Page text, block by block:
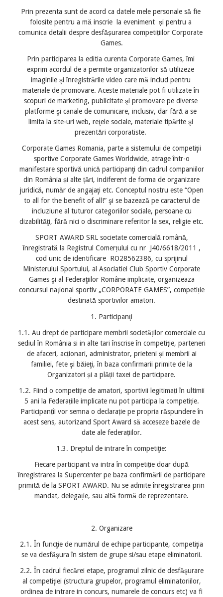
Prin prezenta sunt de acord ca datele mele personale să fie
folosite pentru a mă inscrie  la eveniment  și pentru a
comunica detalii despre desfășurarea competițiilor Corporate
Games.
Prin participarea la editia curenta Corporate Games, îmi
exprim acordul de a permite organizatorilor să utilizeze
imaginile şi înregistrările video care mă includ pentru
materiale de promovare. Aceste materiale pot fi utilizate în
scopuri de marketing, publicitate şi promovare pe diverse
platforme şi canale de comunicare, inclusiv, dar fără a se
limita la site-uri web, reţele sociale, materiale tipărite şi
prezentări corporatiste.
Corporate Games Romania, parte a sistemului de competiţii
sportive Corporate Games Worldwide, atrage într-o
manifestare sportivă unică participanţi din cadrul companiilor
din România și alte țări, indiferent de forma de organizare
juridică, număr de angajaţi etc. Conceptul nostru este “Open
to all for the benefit of all!” şi se bazează pe caracterul de
incluziune al tuturor categoriilor sociale, persoane cu
dizabilităţi, fără nici o discriminare referitor la sex, religie etc.
SPORT AWARD SRL societate comercială română,
înregistrată la Registrul Comerțului cu nr J40/6618/2011 ,
cod unic de identificare RO28562386, cu sprijinul
Ministerului Sportului, al Asociatiei Club Sportiv Corporate
Games şi al Federaţiilor Române implicate, organizeaza
concursul naţional sportiv „CORPORATE GAMES”, competiție
destinată sportivilor amatori.
1. Participanţi
1.1. Au drept de participare membrii societăților comerciale cu
sediul în România si in alte tari înscrise în competiție, parteneri
de afaceri, acționari, administrator, prieteni și membrii ai
familiei, fete şi băieţi, în baza confirmarii primite de la
Organizatori și a plății taxei de participare.
1.2. Fiind o competiție de amatori, sportivii legitimați în ultimii
5 ani la Federațiile implicate nu pot participa la competiție.
Participanțîi vor semna o declarație pe propria răspundere în
acest sens, autorizand Sport Award să acceseze bazele de
date ale federațiilor.
1.3. Dreptul de intrare în competiţie:
Fiecare participant va intra în competiție doar după
înregistrarea la Supercenter pe baza confirmării de participare
primită de la SPORT AWARD. Nu se admite înregistrarea prin
mandat, delegație, sau altă formă de reprezentare.
2. Organizare
2.1. În funcţie de numărul de echipe participante, competiţia
se va desfăşura în sistem de grupe si/sau etape eliminatorii.
2.2. În cadrul fiecărei etape, programul zilnic de desfăşurare
al competiţiei (structura grupelor, programul eliminatoriilor,
ordinea de intrare in concurs, numarele de concurs etc) va fi